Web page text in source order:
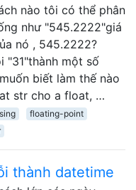
nào tôi có thể phân
như "545.2222"giá
nó , 545.2222?
"31"thành một số
biết làm thế nào
str cho a float, …
floating-point
thành datetime